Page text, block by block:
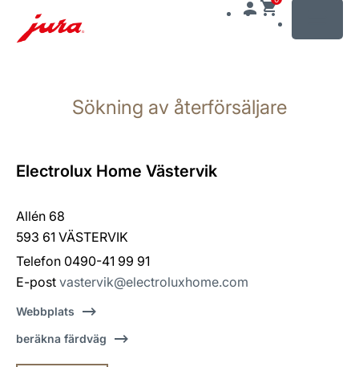
sökning
Sökning av återförsäljare
Electrolux Home Västervik
Allén 68
593 61 VÄSTERVIK
Telefon 0490-41 99 91
E-post vastervik@electroluxhome.com
Webbplats
beräkna färdväg